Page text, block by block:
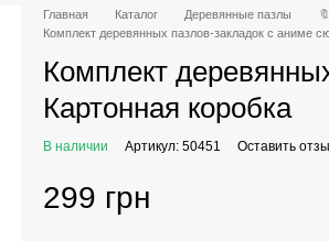
Главная Каталог Деревянные пазлы
Комплект деревянных пазлов-закладок с аниме
Комплект
Картонная коробка
В наличии Артикул: 50451 Оставить
299 грн